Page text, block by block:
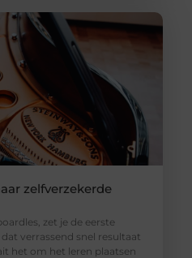
zelfverzekerde
zet je de eerste
verrassend snel resultaat
het om het leren plaatsen